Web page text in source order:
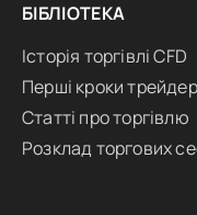
БІБЛІОТЕКА
Історія торгівлі CFD
Перші кроки
Статті про торгівлю
Розклад торгових